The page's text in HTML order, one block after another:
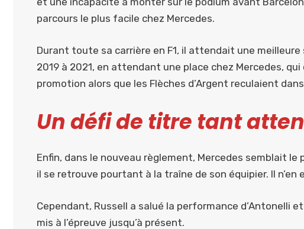
parcours le plus facile chez Mercedes.
Durant toute sa carrière en F1, il attendait une meilleure
2019 à 2021, en attendant une place chez Mercedes,
promotion alors que les Flèches d’Argent reculaient dans
Un défi de titre tant
Enfin, dans le nouveau règlement, Mercedes semblait
il se retrouve pourtant à la traîne de son équipier. Il n’en
Cependant, Russell a salué la performance d’Antonelli
mis à l’épreuve jusqu’à présent.